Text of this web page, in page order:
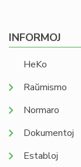
INFORMOJ
HeKo
Raŭmismo
Normaro
Dokumentoj
Establoj